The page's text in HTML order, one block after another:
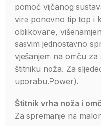
pomoć vijčanog
vire ponovno tip top i
oblikovane,
sasvim jednostavno
vješanjem na omču
štitniku noža. Za
uporabu.Power).
Štitnik vrha noža i
Za spremanje na